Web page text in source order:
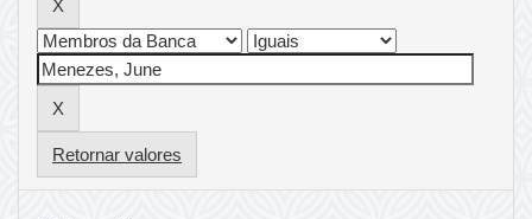
Retornar valores